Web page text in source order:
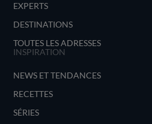
EXPERTS
DESTINATIONS
TOUTES LES ADRESSES
INSPIRATION
NEWS ET TENDANCES
RECETTES
SÉRIES